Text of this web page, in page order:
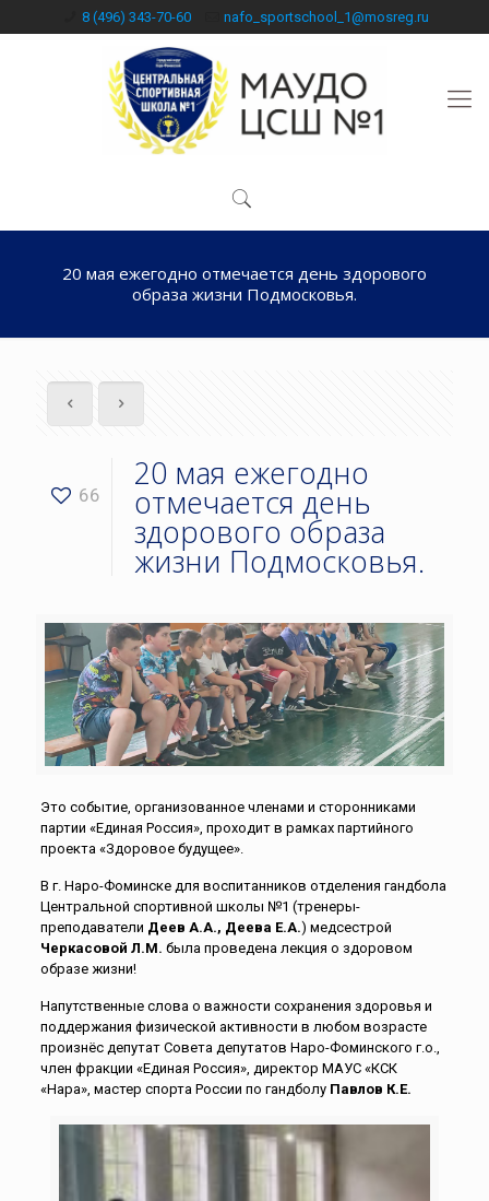
8 (496) 343-70-60 nafo_sportschool_1@mosreg.ru
20 мая ежегодно отмечается день здорового
образа жизни Подмосковья.
66
20 мая ежегодно
отмечается день
здорового образа
жизни Подмосковья.
Это событие, организованное членами и сторонниками
партии «Единая Россия», проходит в рамках партийного
проекта «Здоровое будущее».
В г. Наро-Фоминске для воспитанников отделения гандбола
Центральной спортивной школы №1 (тренеры-
преподаватели Деев А.А., Деева Е.А.) медсестрой
Черкасовой Л.М. была проведена лекция о здоровом
образе жизни!
Напутственные слова о важности сохранения здоровья и
поддержания физической активности в любом возрасте
произнёс депутат Совета депутатов Наро-Фоминского г.о.,
член фракции «Единая Россия», директор МАУС «КСК
«Нара», мастер спорта России по гандболу Павлов К.Е.